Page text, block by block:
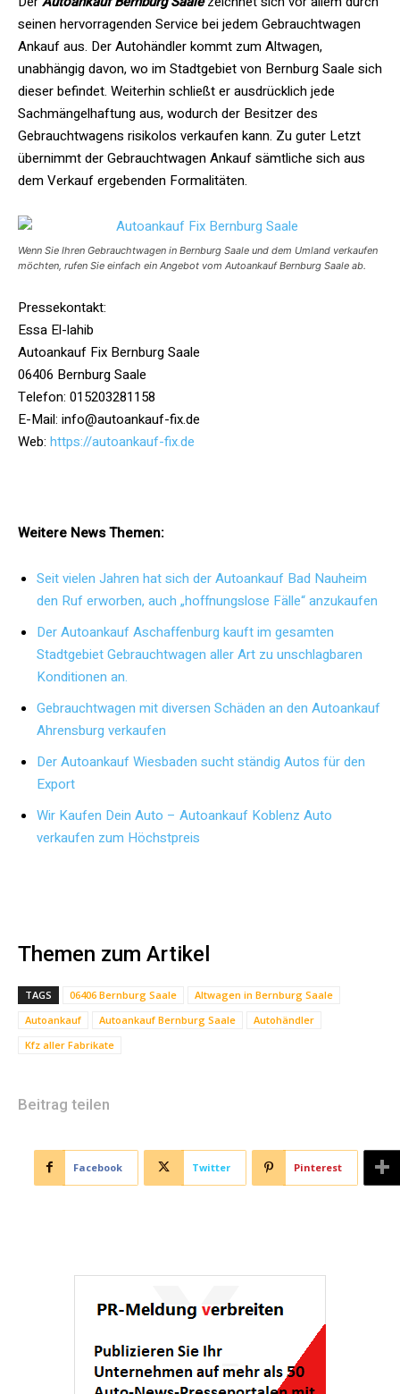
seinen hervorragenden Service bei jedem Gebrauchtwagen
Ankauf aus. Der Autohändler kommt zum Altwagen,
unabhängig davon, wo im Stadtgebiet von Bernburg Saale sich
dieser befindet. Weiterhin schließt er ausdrücklich jede
Sachmängelhaftung aus, wodurch der Besitzer des
Gebrauchtwagens risikolos verkaufen kann. Zu guter Letzt
übernimmt der Gebrauchtwagen Ankauf sämtliche sich aus
dem Verkauf ergebenden Formalitäten.
Wenn Sie Ihren Gebrauchtwagen in Bernburg Saale und dem Umland verkaufen
möchten, rufen Sie einfach ein Angebot vom Autoankauf Bernburg Saale ab.
Pressekontakt:
Essa El-lahib
Autoankauf Fix Bernburg Saale
06406 Bernburg Saale
Telefon: 015203281158
E-Mail: info@autoankauf-fix.de
Web: https://autoankauf-fix.de
Weitere News Themen:
Seit vielen Jahren hat sich der Autoankauf Bad Nauheim
den Ruf erworben, auch „hoffnungslose Fälle“ anzukaufen
Der Autoankauf Aschaffenburg kauft im gesamten
Stadtgebiet Gebrauchtwagen aller Art zu unschlagbaren
Konditionen an.
Gebrauchtwagen mit diversen Schäden an den Autoankauf
Ahrensburg verkaufen
Der Autoankauf Wiesbaden sucht ständig Autos für den
Export
Wir Kaufen Dein Auto – Autoankauf Koblenz Auto
verkaufen zum Höchstpreis
Themen zum Artikel
TAGS 06406 Bernburg Saale
Altwagen in Bernburg Saale
Autoankauf
Autoankauf Bernburg Saale
Autohändler
Kfz aller Fabrikate
Beitrag teilen
Facebook Twitter Pinterest